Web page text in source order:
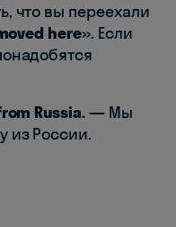
что вы переехали
here». Если
Russia.—Мы
из России.